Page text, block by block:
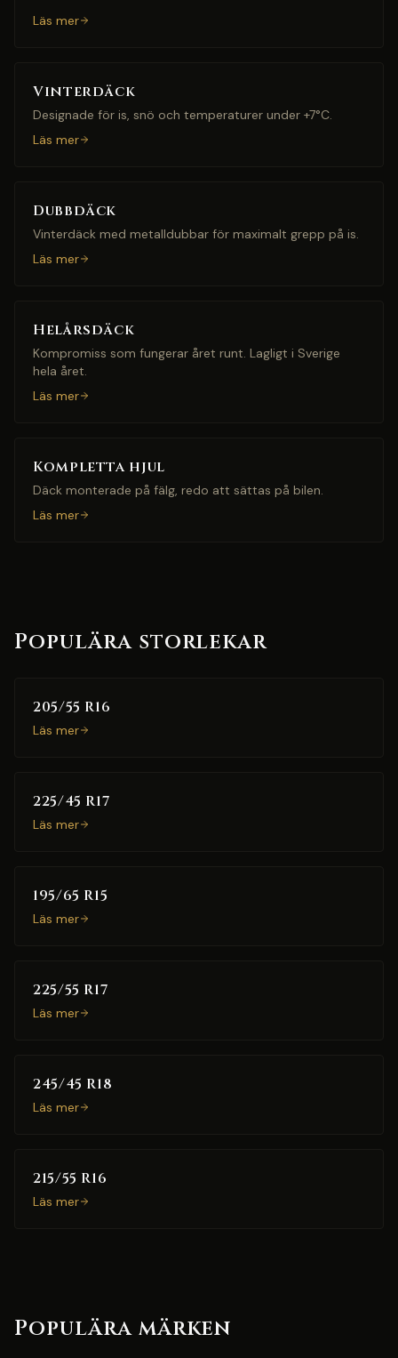
Läs mer
Vinterdäck
Designade för is, snö och temperaturer under +7°C.
Läs mer
Dubbdäck
Vinterdäck med metalldubbar för maximalt grepp på is.
Läs mer
Helårsdäck
Kompromiss som fungerar året runt. Lagligt i Sverige
hela året.
Läs mer
Kompletta hjul
Däck monterade på fälg, redo att sättas på bilen.
Läs mer
Populära storlekar
205/55 R16
Läs mer
225/45 R17
Läs mer
195/65 R15
Läs mer
225/55 R17
Läs mer
245/45 R18
Läs mer
215/55 R16
Läs mer
Populära märken